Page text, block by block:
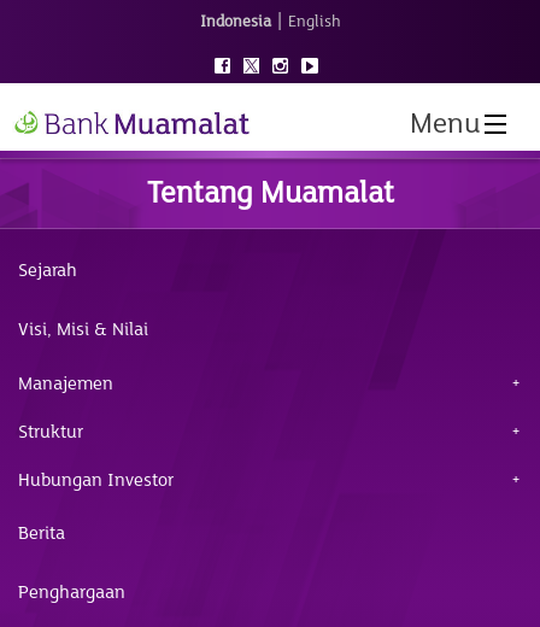
Indonesia | English
Menu
Tentang Muamalat
Sejarah
Visi, Misi & Nilai
Manajemen
Struktur
Hubungan Investor
Berita
Penghargaan